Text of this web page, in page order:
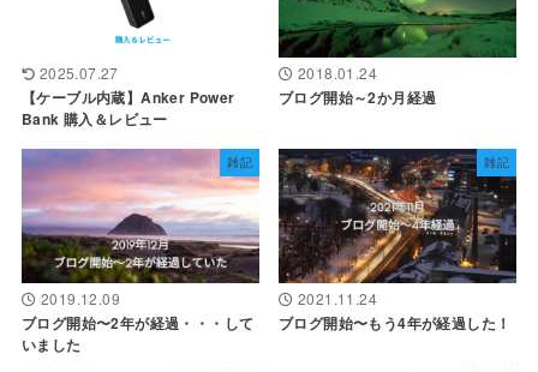
2025.07.27
【ケーブル内蔵】Anker Power
Bank 購入＆レビュー
2018.01.24
ブログ開始～2か月経過
雑記
2019.12.09
ブログ開始〜2年が経過・・・して
いました
雑記
2021.11.24
ブログ開始〜もう4年が経過した！